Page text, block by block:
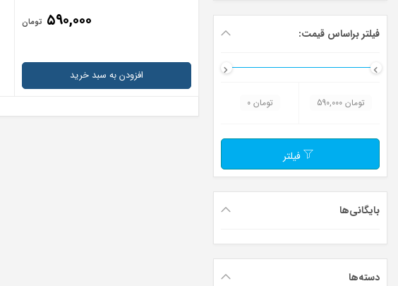
فیلتر براساس قیمت:
0 تومان 590,000 تومان
فیلتر
بایگانی‌ها
دسته‌ها
۵۹۰,۰۰۰ تومان
افزودن به سبد خرید